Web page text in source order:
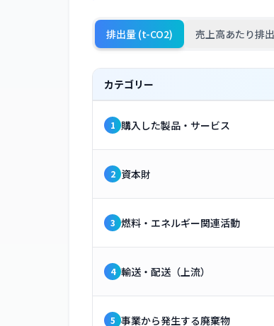
排出量 (t-CO2) 売上高あたり排
カテゴリー
1 購入した製品・サービス
2 資本財
3 燃料・エネルギー関連活動
4 輸送・配送（上流）
5 事業から発生する廃棄物